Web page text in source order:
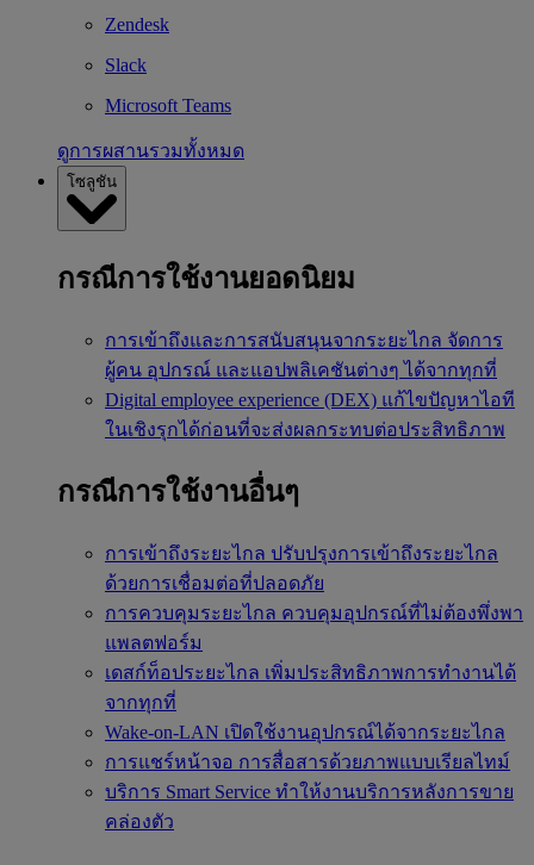
Zendesk
Slack
Microsoft Teams
ดูการผสานรวมทั้งหมด
โซลูชัน
กรณีการใช้งานยอดนิยม
การเข้าถึงและการสนับสนุนจากระยะไกล จัดการ
ผู้คน อุปกรณ์ และแอปพลิเคชันต่างๆ ได้จากทุกที่
Digital employee experience (DEX) แก้ไขปัญหาไอที
ในเชิงรุกได้ก่อนที่จะส่งผลกระทบต่อประสิทธิภาพ
กรณีการใช้งานอื่นๆ
การเข้าถึงระยะไกล ปรับปรุงการเข้าถึงระยะไกล
ด้วยการเชื่อมต่อที่ปลอดภัย
การควบคุมระยะไกล ควบคุมอุปกรณ์ที่ไม่ต้องพึ่งพา
แพลตฟอร์ม
เดสก์ท็อประยะไกล เพิ่มประสิทธิภาพการทำงานได้
จากทุกที่
Wake-on-LAN เปิดใช้งานอุปกรณ์ได้จากระยะไกล
การแชร์หน้าจอ การสื่อสารด้วยภาพแบบเรียลไทม์
บริการ Smart Service ทำให้งานบริการหลังการขาย
คล่องตัว